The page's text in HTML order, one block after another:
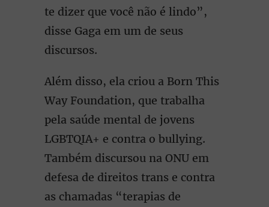
te dizer que você não é lindo”,
disse Gaga em um de seus
discursos.
Além disso, ela criou a Born This
Way Foundation, que trabalha
pela saúde mental de jovens
LGBTQIA+ e contra o bullying.
Também discursou na ONU em
defesa de direitos trans e contra
as chamadas “terapias de